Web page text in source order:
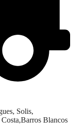
Solis,
Blancos